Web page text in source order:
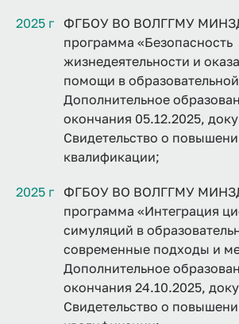
2025 г
ФГБОУ ВО ВОЛГГМУ
программа «Безопасность
жизнедеятельности и
помощи в
Дополнительное
окончания 05.12.2025,
Свидетельство о
квалификации;
2025 г
ФГБОУ ВО ВОЛГГМУ
программа «Интеграция
симуляций в
современные подходы и
Дополнительное
окончания 24.10.2025,
Свидетельство о